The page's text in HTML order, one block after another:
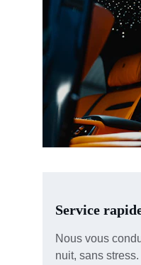
Service
Nous vous
nuit, sans stress.